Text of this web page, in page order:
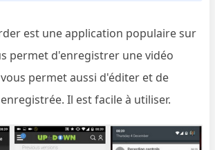
est une application populaire sur
permet d'enregistrer une vidéo
permet aussi d'éditer et de
Il est facile à utiliser.